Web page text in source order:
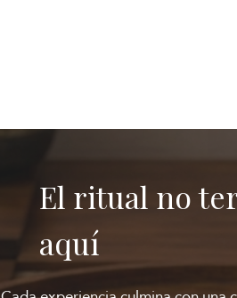
El ritual no
aquí